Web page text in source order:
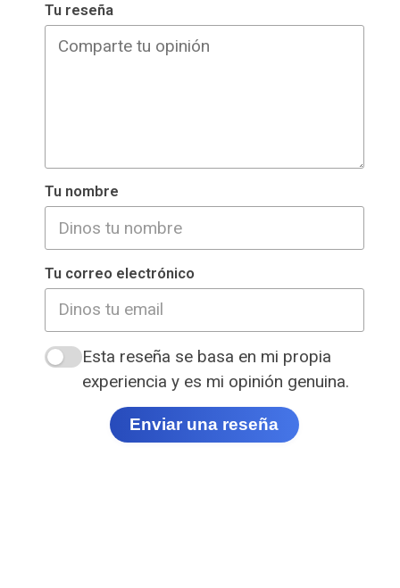
Tu reseña
Tu nombre
Tu correo electrónico
Esta reseña se basa en mi propia
experiencia y es mi opinión genuina.
Enviar una reseña